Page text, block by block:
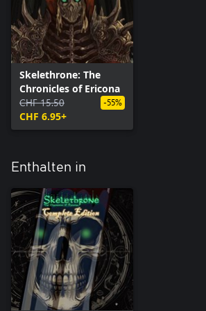
Skelethrone: The
Chronicles of Ericona
CHF 15.50
CHF 6.95+
-55%
Enthalten in